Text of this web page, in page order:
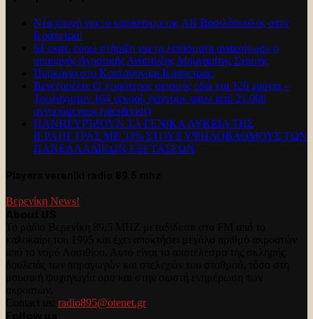
Νέα εποχή για το καταστημα της ΑΒ Βασιλόπουλος στην
Ιεράπετρα!
61 εκατ. ευρώ στήριξη για τα λιπάσματα ανακοίνωσε ο
υπουργός Αγροτικής Ανάπτυξης Μαργαρίτης Σχοινάς
Πυρκαγια στο Κουτσουναρι Ιεραπετρας.
Βενεζουέλα: Ο χειρότερος σεισμός εδώ και 126 χρόνια –
Τουλάχιστον 164 νεκροί, ψάχνουν πάνω από 21.000
αγνοούμενους (pics&vids)
ΠΑΝΗΓΥΡΊΖΟΥΝ ΤΑ ΓΕΝΙΚΑ ΛΥΚΕΙΑ ΤΗΣ
ΙΕΡΑΠΕΤΡΑΣ ΜΕ 33% ΣΤΟΥΣ ΥΨΗΛΟΒΑΘΜΟΥΣ ΤΩΝ
ΠΑΝΕΛΛΑΔΙΚΩΝ ΕΞΕΤΑΣΕΩΝ
Βερενίκη News!
radio895@otenet.gr